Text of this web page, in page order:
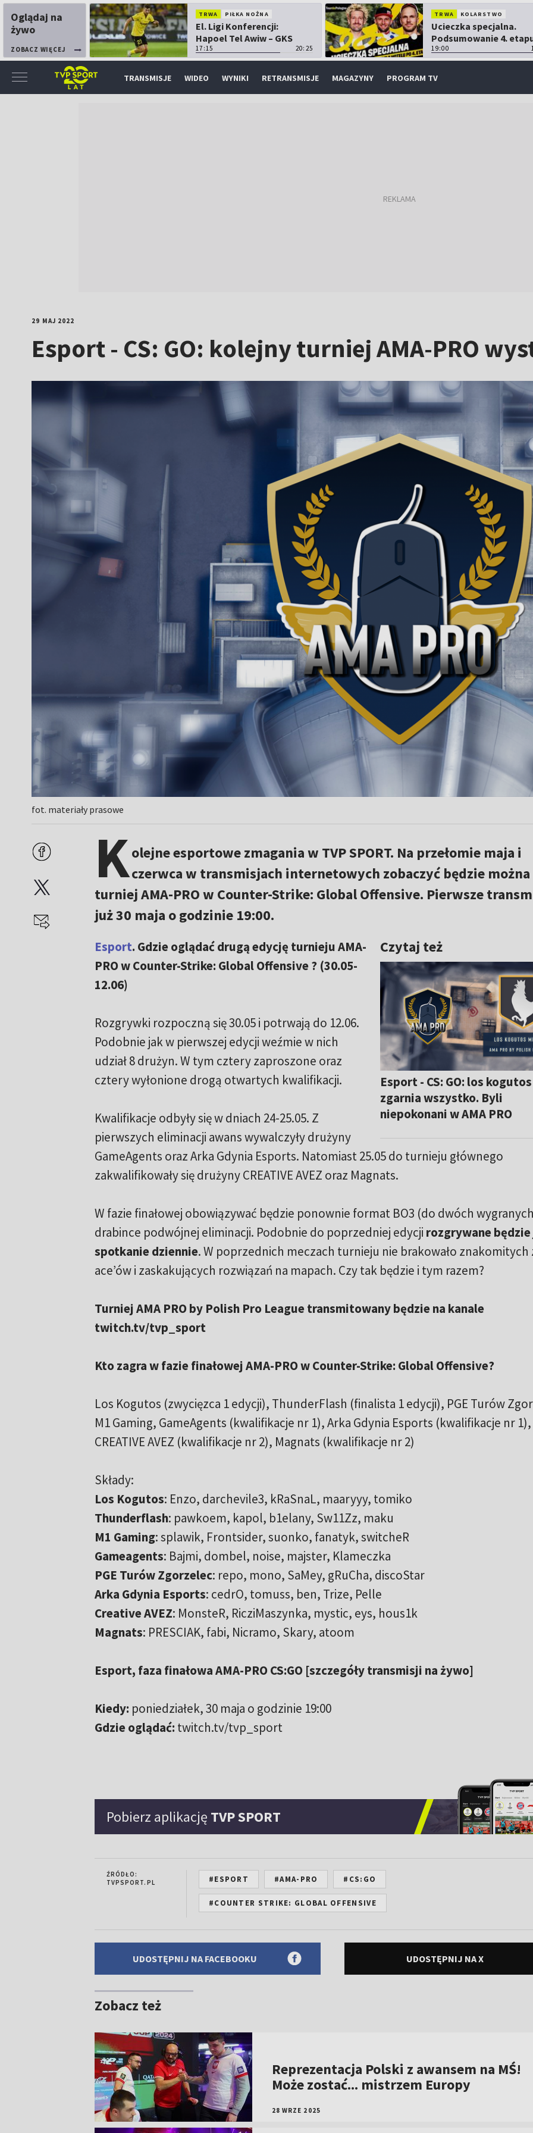
Oglądaj na
żywo
ZOBACZ WIĘCEJ
TRWA PIŁKA NOŻNA
El. Ligi Konferencji:
Hapoel Tel Awiw – GKS
Katowice
17:15 20:25
TRWA KOLARSTWO
Ucieczka specjalna.
Podsumowanie 4.
TdP
19:00
TRANSMISJE WIDEO WYNIKI RETRANSMISJE MAGAZYNY PROGRAM TV
29 MAJ 2022
Esport - CS: GO: kolejny turniej AMA-PRO
fot. materiały prasowe
Kolejne esportowe zmagania w TVP SPORT. Na przełomie maja i
czerwca w transmisjach internetowych zobaczyć będzie można
turniej AMA-PRO w Counter-Strike: Global Offensive. Pierwsze
już 30 maja o godzinie 19:00.
Czytaj też
Esport - CS: GO: los kogutos
zgarnia wszystko. Byli
niepokonani w AMA PRO
Esport. Gdzie oglądać drugą edycję turnieju AMA-
PRO w Counter-Strike: Global Offensive ? (30.05-
12.06)
Rozgrywki rozpoczną się 30.05 i potrwają do 12.06.
Podobnie jak w pierwszej edycji weźmie w nich
udział 8 drużyn. W tym cztery zaproszone oraz
cztery wyłonione drogą otwartych kwalifikacji.
Kwalifikacje odbyły się w dniach 24-25.05. Z
pierwszych eliminacji awans wywalczyły drużyny
GameAgents oraz Arka Gdynia Esports. Natomiast 25.05 do turnieju głównego
zakwalifikowały się drużyny CREATIVE AVEZ oraz Magnats.
W fazie finałowej obowiązywać będzie ponownie format BO3 (do dwóch
drabince podwójnej eliminacji. Podobnie do poprzedniej edycji rozgrywane
spotkanie dziennie. W poprzednich meczach turnieju nie brakowało znakomitych
ace’ów i zaskakujących rozwiązań na mapach. Czy tak będzie i tym razem?
Turniej AMA PRO by Polish Pro League transmitowany będzie na kanale
twitch.tv/tvp_sport
Kto zagra w fazie finałowej AMA-PRO w Counter-Strike: Global Offensive?
Los Kogutos (zwycięzca 1 edycji), ThunderFlash (finalista 1 edycji), PGE Turów
M1 Gaming, GameAgents (kwalifikacje nr 1), Arka Gdynia Esports (kwalifikacje nr 1),
CREATIVE AVEZ (kwalifikacje nr 2), Magnats (kwalifikacje nr 2)
Składy:
Los Kogutos: Enzo, darchevile3, kRaSnaL, maaryyy, tomiko
Thunderflash: pawkoem, kapol, b1elany, Sw11Zz, maku
M1 Gaming: splawik, Frontsider, suonko, fanatyk, switcheR
Gameagents: Bajmi, dombel, noise, majster, Klameczka
PGE Turów Zgorzelec: repo, mono, SaMey, gRuCha, discoStar
Arka Gdynia Esports: cedrO, tomuss, ben, Trize, Pelle
Creative AVEZ: MonsteR, RicziMaszynka, mystic, eys, hous1k
Magnats: PRESCIAK, fabi, Nicramo, Skary, atoom
Esport, faza finałowa AMA-PRO CS:GO [szczegóły transmisji na żywo]
Kiedy: poniedziałek, 30 maja o godzinie 19:00
Gdzie oglądać: twitch.tv/tvp_sport
Pobierz aplikację TVP SPORT
ŹRÓDŁO:
TVPSPORT.PL
#ESPORT #AMA-PRO #CS:GO
#COUNTER STRIKE: GLOBAL OFFENSIVE
UDOSTĘPNIJ NA FACEBOOKU UDOSTĘPNIJ NA X
Zobacz też
Reprezentacja Polski z awansem na MŚ!
Może zostać... mistrzem Europy
28 WRZE 2025